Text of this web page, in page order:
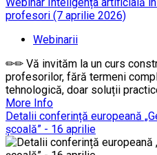
profesori (7 aprilie 2026)
Webinarii
✏✏ Vă invităm la un curs
profesorilor, fără termeni
tehnologică, doar soluții
More Info
Detalii conferință europeană
școală” - 16 aprilie